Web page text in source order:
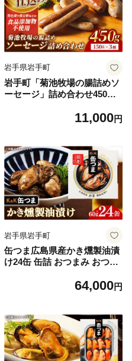
岩手県岩手町
岩手町「菊池牧場の腸詰めソ
ーセージ」詰め合わせ450ｇ
ンクフルト バイスブルスト
工品 加工品 セット 食べ比べ
おかず おつまみ ギフト 贈り
物 お中元 お歳暮 冷凍 岩手県
岩手町 菊池牧場【価格改定】
11,000円
岩手県岩手町
缶つま広島県産かき燻製油漬
け24缶 缶詰 おつまみ おつま
キ 牡蠣 油漬け 燻製 贈答用
県 岩手町 カメイ
64,000円